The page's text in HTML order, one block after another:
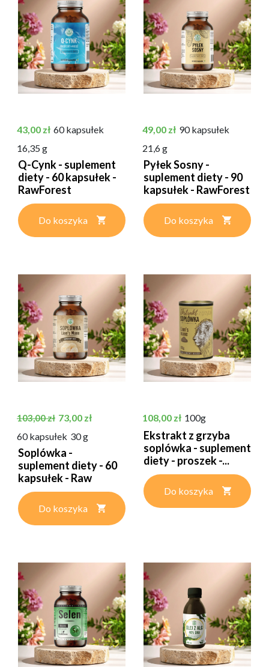
Cena
43,00 zł 60 kapsułek
16,35 g
Q-Cynk - suplement
diety - 60 kapsułek -
RawForest
Do koszyka
Cena
49,00 zł 90 kapsułek
21,6 g
Pyłek Sosny -
suplement diety - 90
kapsułek - RawForest
Do koszyka
Cena podstawowa
103,00 zł Cena
73,00 zł
60 kapsułek 30 g
Soplówka -
suplement diety - 60
kapsułek - Raw
Forest
Do koszyka
Cena
108,00 zł 100g
Ekstrakt z grzyba
soplówka - suplement
diety - proszek -...
Do koszyka